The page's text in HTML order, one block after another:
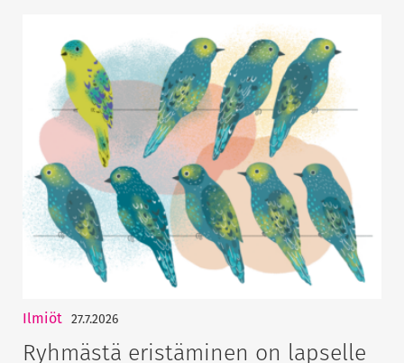
Ilmiöt 27.7.2026
Ryhmästä eristäminen on lapselle